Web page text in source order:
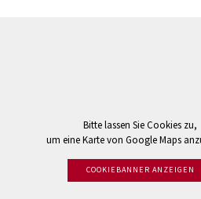
Bitte lassen Sie Cookies zu,
um eine Karte von Google Maps
COOKIEBANNER ANZEIGEN